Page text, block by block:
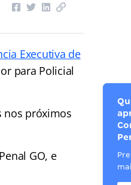
Executiva de
para Policial
nos próximos
GO, e